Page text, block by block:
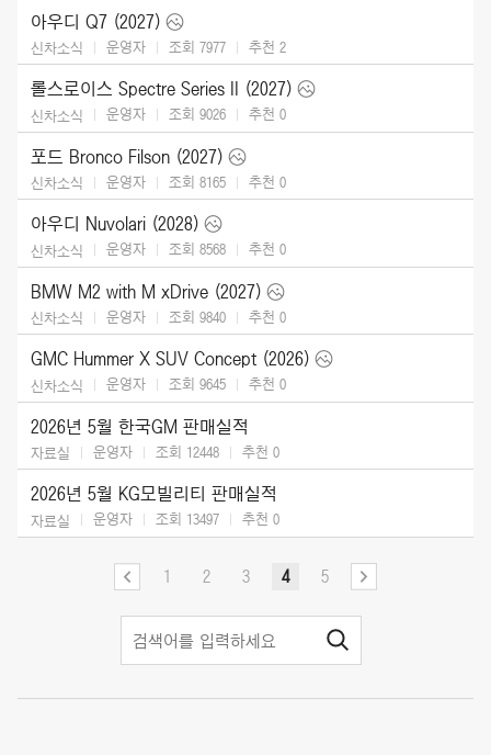
아우디 Q7 (2027)
신차소식 운영자 조회 7977 추천 2
롤스로이스 Spectre Series II (2027)
신차소식 운영자 조회 9026 추천 0
포드 Bronco Filson (2027)
신차소식 운영자 조회 8165 추천 0
아우디 Nuvolari (2028)
신차소식 운영자 조회 8568 추천 0
BMW M2 with M xDrive (2027)
신차소식 운영자 조회 9840 추천 0
GMC Hummer X SUV Concept (2026)
신차소식 운영자 조회 9645 추천 0
2026년 5월 한국GM 판매실적
자료실 운영자 조회 12448 추천 0
2026년 5월 KG모빌리티 판매실적
자료실 운영자 조회 13497 추천 0
1 2 3 4 5